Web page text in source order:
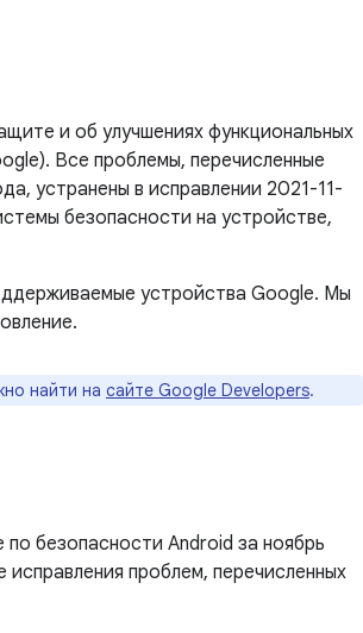
и об улучшениях функциональных
Все проблемы, перечисленные
устранены в исправлении 2021-11-
безопасности на устройстве,
устройства Google. Мы
найти на сайте Google Developers.
безопасности Android за ноябрь
проблем, перечисленных